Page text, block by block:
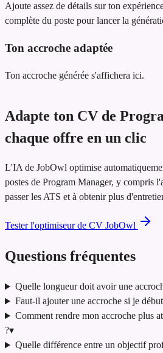
Ajoute assez de détails sur ton
complète du poste pour lancer la
Ton accroche adaptée
Ton accroche générée s'affichera ici.
Adapte ton CV de
chaque offre en un clic
L'IA de JobOwl optimise
postes de Program Manager, y compris
passer les ATS et à obtenir plus
Tester l'optimiseur de CV JobOwl
Questions fréquentes
Quelle longueur doit avoir une
Faut-il ajouter une accroche si je
Comment rendre mon accroche plus
?▾
Quelle différence entre un objectif